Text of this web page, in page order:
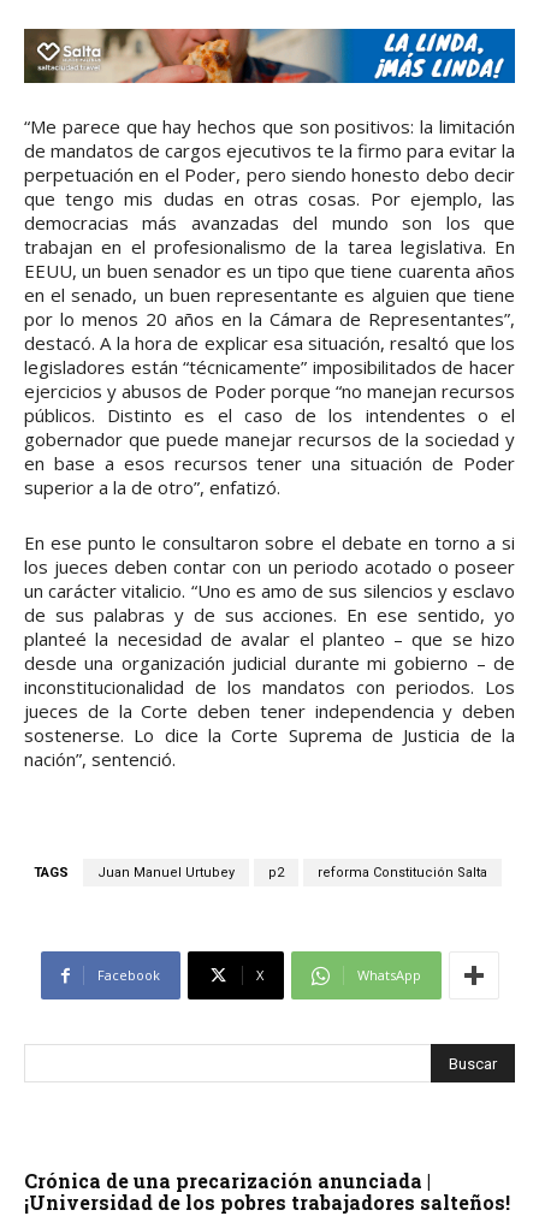
“Me parece que hay hechos que son positivos: la limitación
de mandatos de cargos ejecutivos te la firmo para evitar la
perpetuación en el Poder, pero siendo honesto debo decir
que tengo mis dudas en otras cosas. Por ejemplo, las
democracias más avanzadas del mundo son los que
trabajan en el profesionalismo de la tarea legislativa. En
EEUU, un buen senador es un tipo que tiene cuarenta años
en el senado, un buen representante es alguien que tiene
por lo menos 20 años en la Cámara de Representantes”,
destacó. A la hora de explicar esa situación, resaltó que los
legisladores están “técnicamente” imposibilitados de hacer
ejercicios y abusos de Poder porque “no manejan recursos
públicos. Distinto es el caso de los intendentes o el
gobernador que puede manejar recursos de la sociedad y
en base a esos recursos tener una situación de Poder
superior a la de otro”, enfatizó.
En ese punto le consultaron sobre el debate en torno a si
los jueces deben contar con un periodo acotado o poseer
un carácter vitalicio. “Uno es amo de sus silencios y esclavo
de sus palabras y de sus acciones. En ese sentido, yo
planteé la necesidad de avalar el planteo – que se hizo
desde una organización judicial durante mi gobierno – de
inconstitucionalidad de los mandatos con periodos. Los
jueces de la Corte deben tener independencia y deben
sostenerse. Lo dice la Corte Suprema de Justicia de la
nación”, sentenció.
TAGS Juan Manuel Urtubey p2 reforma Constitución Salta
Facebook X WhatsApp
Crónica de una precarización anunciada |
¡Universidad de los pobres trabajadores salteños!